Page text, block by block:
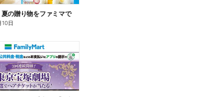
の贈り物をファミマで
10日